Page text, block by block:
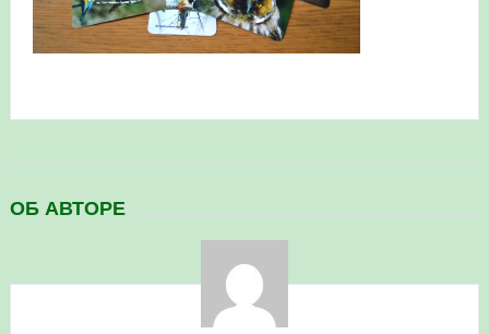
в Республике Башкортостан в 2026 году
ОБ АВТОРЕ